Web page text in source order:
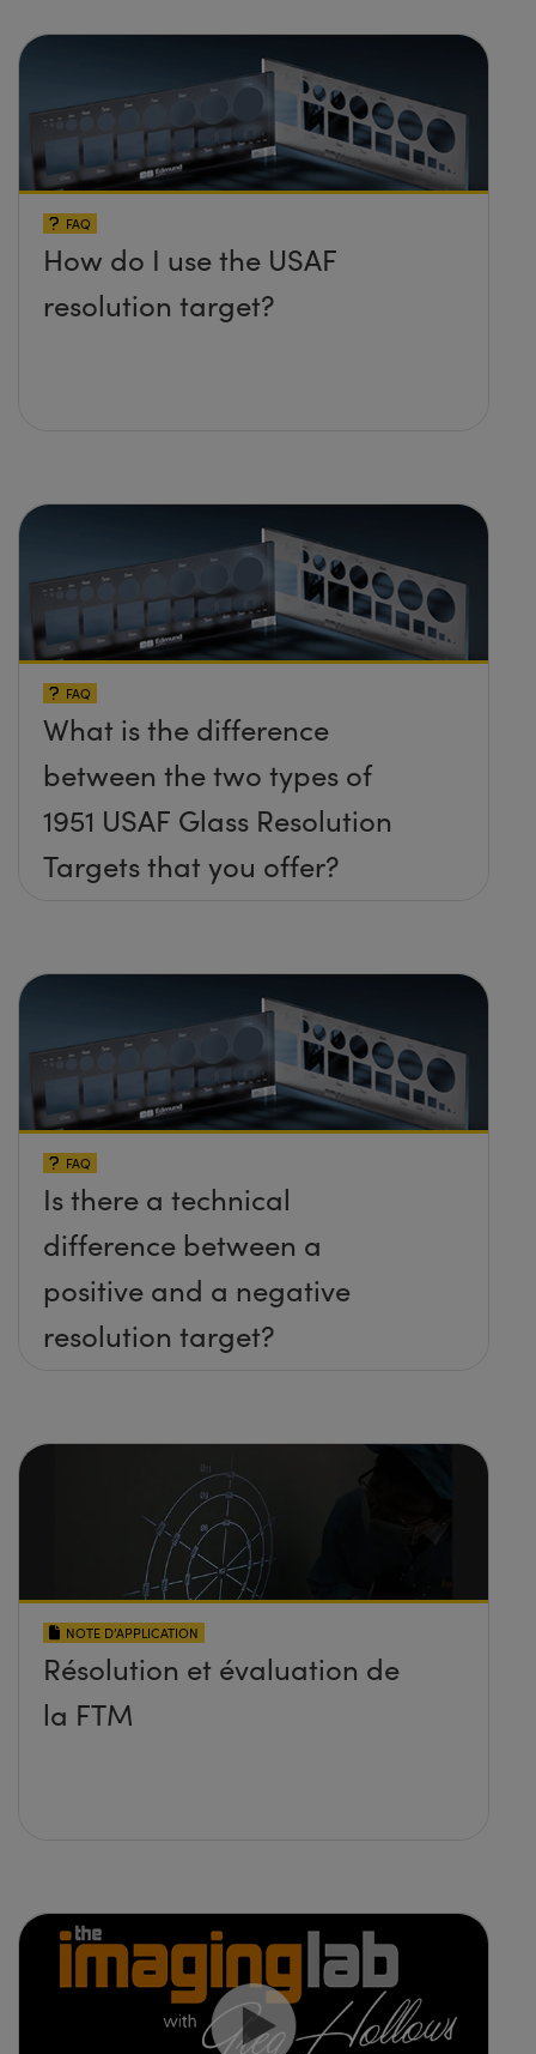
FAQ
How do I use the USAF
resolution target?
FAQ
What is the difference
between the two types of
1951 USAF Glass Resolution
Targets that you offer?
FAQ
Is there a technical
difference between a
positive and a negative
resolution target?
NOTE D’APPLICATION
Résolution et évaluation de
la FTM